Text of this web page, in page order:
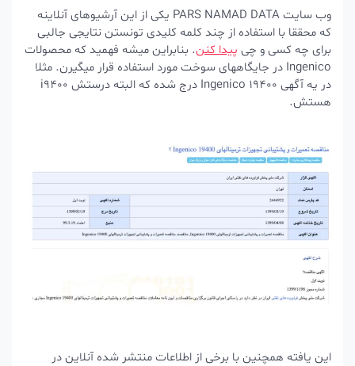
وب سایت PARS NAMAD DATA یکی از این آرشیوهای آنلاینه
که محققا با استفاده از چند کلمه کلیدی تونستن نتایجی جالبی
برای چه کسی و چیپیدا کنن. بنابراین میشه فهمید که محصولات
Ingenico در جایگاههای سوخت مورد استفاده قرار میگیرن. مثلا
در یه آگهی Ingenico 19400 درج شده که البته درستش i9400
هستش.
این یافته همچنین با برخی از اطلاعات منتشر شده آنلاین در